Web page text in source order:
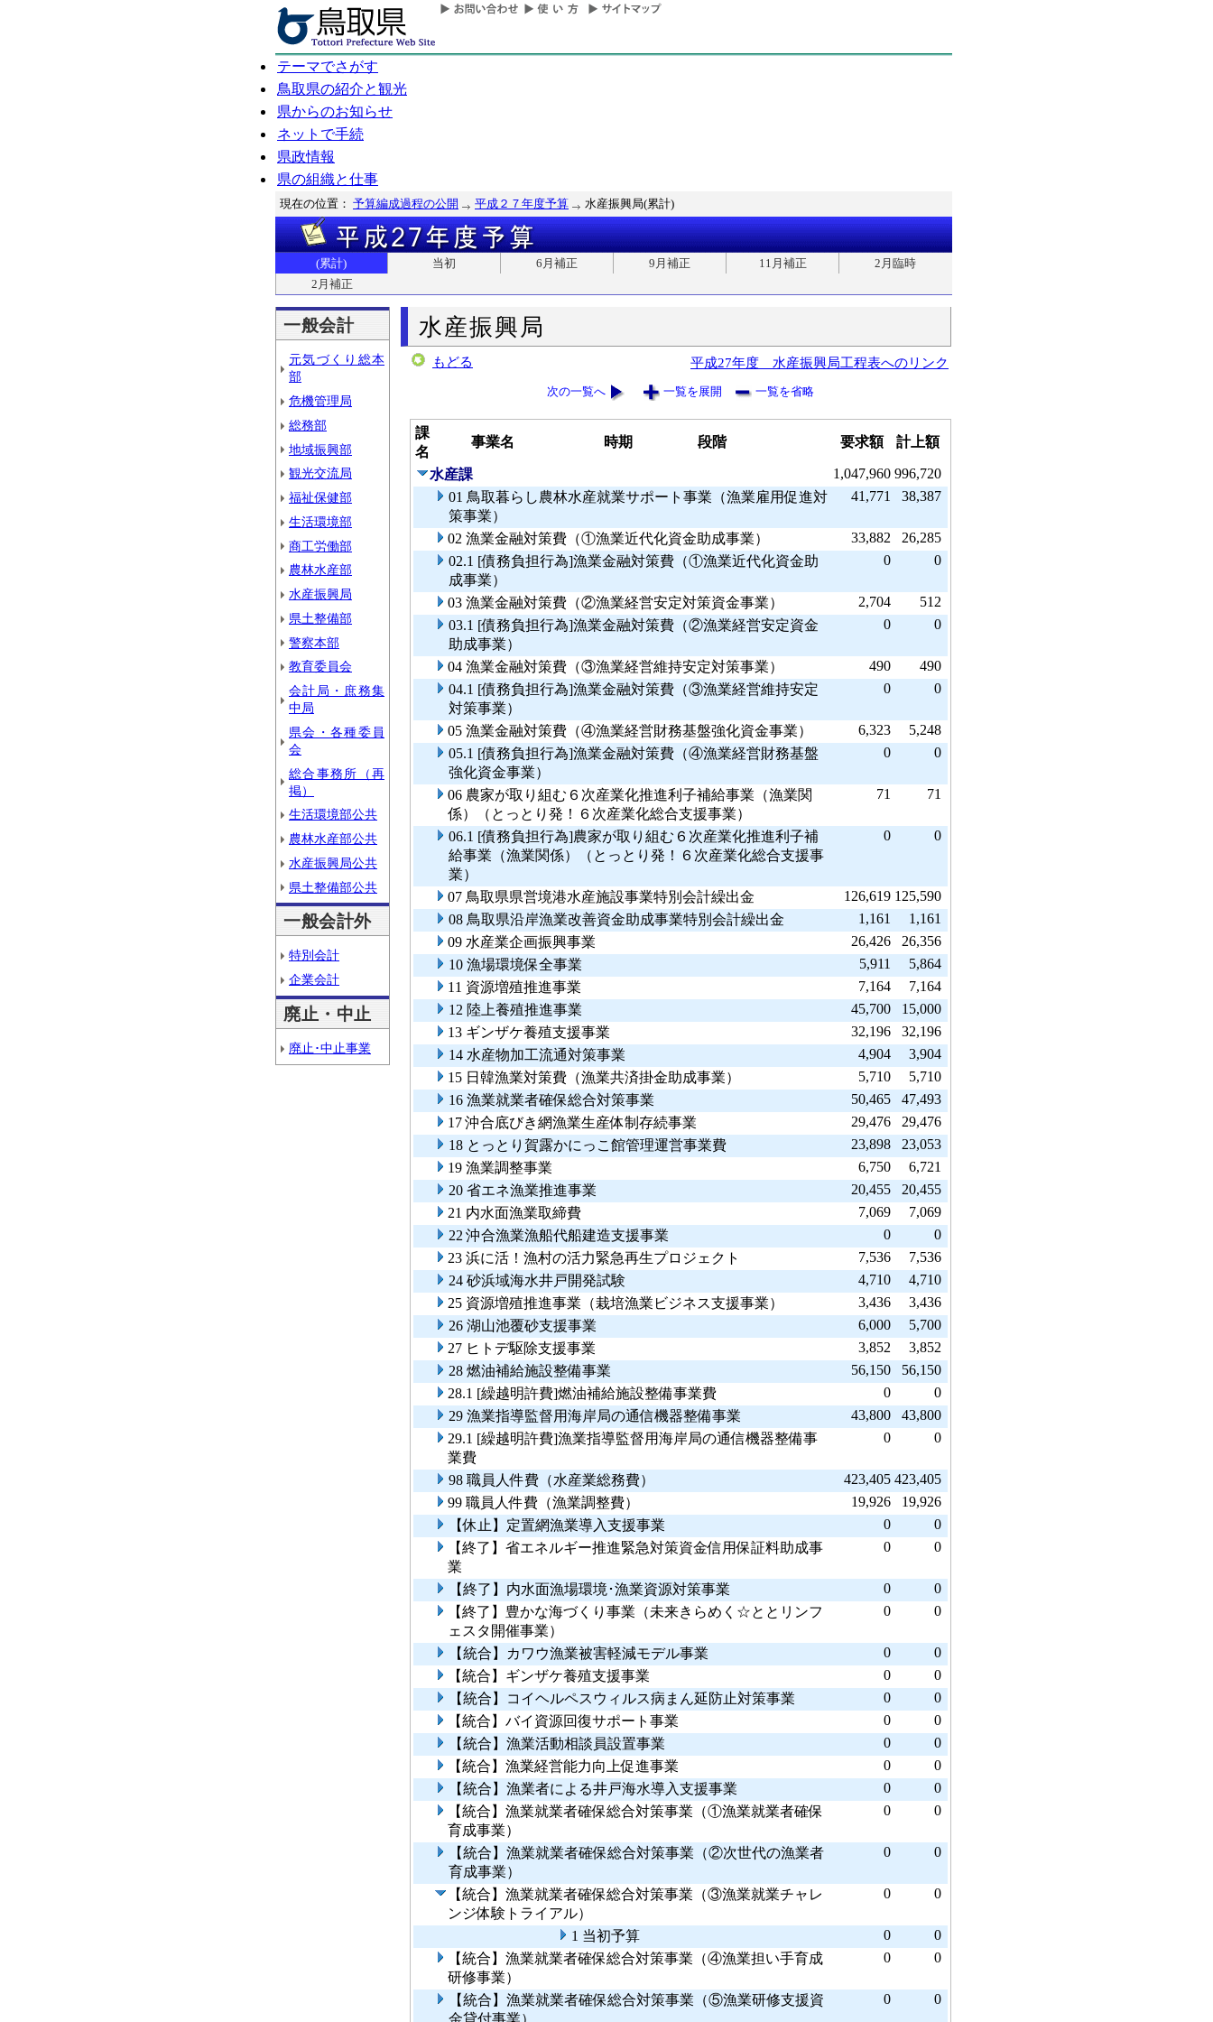
テーマでさがす
鳥取県の紹介と観光
県からのお知らせ
ネットで手続
県政情報
県の組織と仕事
現在の位置： 予算編成過程の公開 平成２７年度予算 水産振興局(累計)
(累計) 当初 6月補正 9月補正 11月補正
2月臨時
2月補正
一般会計
元気づくり総本
部
危機管理局
総務部
地域振興部
観光交流局
福祉保健部
生活環境部
商工労働部
農林水産部
水産振興局
県土整備部
警察本部
教育委員会
会計局・庶務集
中局
県会・各種委員
会
総合事務所（再
掲）
生活環境部公共
農林水産部公共
水産振興局公共
県土整備部公共
一般会計外
特別会計
企業会計
廃止・中止
廃止･中止事業
水産振興局
もどる 平成27年度 水産振興局工程表へのリンク
次の一覧へ 一覧を展開 一覧を省略
課
名
事業名 時期 段階 要求額 計上額
水産課 1,047,960 996,720
01 鳥取暮らし農林水産就業サポート事業（漁業雇用促進対
策事業）
41,771 38,387
02 漁業金融対策費（①漁業近代化資金助成事業） 33,882
26,285
02.1 [債務負担行為]漁業金融対策費（①漁業近代化資金助
成事業）
0 0
03 漁業金融対策費（②漁業経営安定対策資金事業） 2,704
512
03.1 [債務負担行為]漁業金融対策費（②漁業経営安定資金
助成事業）
0 0
04 漁業金融対策費（③漁業経営維持安定対策事業） 490
490
04.1 [債務負担行為]漁業金融対策費（③漁業経営維持安定
対策事業）
0 0
05 漁業金融対策費（④漁業経営財務基盤強化資金事業） 6,323
5,248
05.1 [債務負担行為]漁業金融対策費（④漁業経営財務基盤
強化資金事業）
0 0
06 農家が取り組む６次産業化推進利子補給事業（漁業関
係）（とっとり発！６次産業化総合支援事業）
71 71
06.1 [債務負担行為]農家が取り組む６次産業化推進利子補
給事業（漁業関係）（とっとり発！６次産業化総合支援事
業）
0 0
07 鳥取県県営境港水産施設事業特別会計繰出金 126,619 125,590
08 鳥取県沿岸漁業改善資金助成事業特別会計繰出金
1,161
1,161
09 水産業企画振興事業
26,426
26,356
10 漁場環境保全事業
5,911
5,864
11 資源増殖推進事業
7,164
7,164
12 陸上養殖推進事業
45,700
15,000
13 ギンザケ養殖支援事業
32,196
32,196
14 水産物加工流通対策事業
4,904
3,904
15 日韓漁業対策費（漁業共済掛金助成事業）
5,710
5,710
16 漁業就業者確保総合対策事業
50,465
47,493
17 沖合底びき網漁業生産体制存続事業
29,476
29,476
18 とっとり賀露かにっこ館管理運営事業費
23,898
23,053
19 漁業調整事業
6,750
6,721
20 省エネ漁業推進事業
20,455
20,455
21 内水面漁業取締費
7,069
7,069
22 沖合漁業漁船代船建造支援事業
0
0
23 浜に活！漁村の活力緊急再生プロジェクト
7,536
7,536
24 砂浜域海水井戸開発試験
4,710
4,710
25 資源増殖推進事業（栽培漁業ビジネス支援事業）
3,436
3,436
26 湖山池覆砂支援事業
6,000
5,700
27 ヒトデ駆除支援事業
3,852
3,852
28 燃油補給施設整備事業
56,150
56,150
28.1 [繰越明許費]燃油補給施設整備事業費
0
0
29 漁業指導監督用海岸局の通信機器整備事業
43,800
43,800
29.1 [繰越明許費]漁業指導監督用海岸局の通信機器整備事
業費
0 0
98 職員人件費（水産業総務費） 423,405 423,405
99 職員人件費（漁業調整費）
19,926
19,926
【休止】定置網漁業導入支援事業
0
0
【終了】省エネルギー推進緊急対策資金信用保証料助成事
業
0 0
【終了】内水面漁場環境･漁業資源対策事業 0
0
【終了】豊かな海づくり事業（未来きらめく☆ととリンフ
ェスタ開催事業）
0 0
【統合】カワウ漁業被害軽減モデル事業 0
0
【統合】ギンザケ養殖支援事業
0
0
【統合】コイヘルペスウィルス病まん延防止対策事業
0
0
【統合】バイ資源回復サポート事業
0
0
【統合】漁業活動相談員設置事業
0
0
【統合】漁業経営能力向上促進事業
0
0
【統合】漁業者による井戸海水導入支援事業
0
0
【統合】漁業就業者確保総合対策事業（①漁業就業者確保
育成事業）
0 0
【統合】漁業就業者確保総合対策事業（②次世代の漁業者
育成事業）
0 0
【統合】漁業就業者確保総合対策事業（③漁業就業チャレ
ンジ体験トライアル）
0 0
1 当初予算 0
0
【統合】漁業就業者確保総合対策事業（④漁業担い手育成
研修事業）
0 0
【統合】漁業就業者確保総合対策事業（⑤漁業研修支援資
0 0